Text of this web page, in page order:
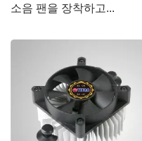
소음 팬을 장착하고...